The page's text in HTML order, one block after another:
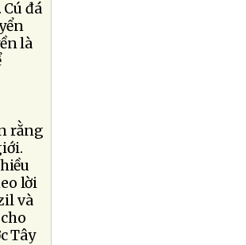
đá
là
rằng
lời
và
Tây